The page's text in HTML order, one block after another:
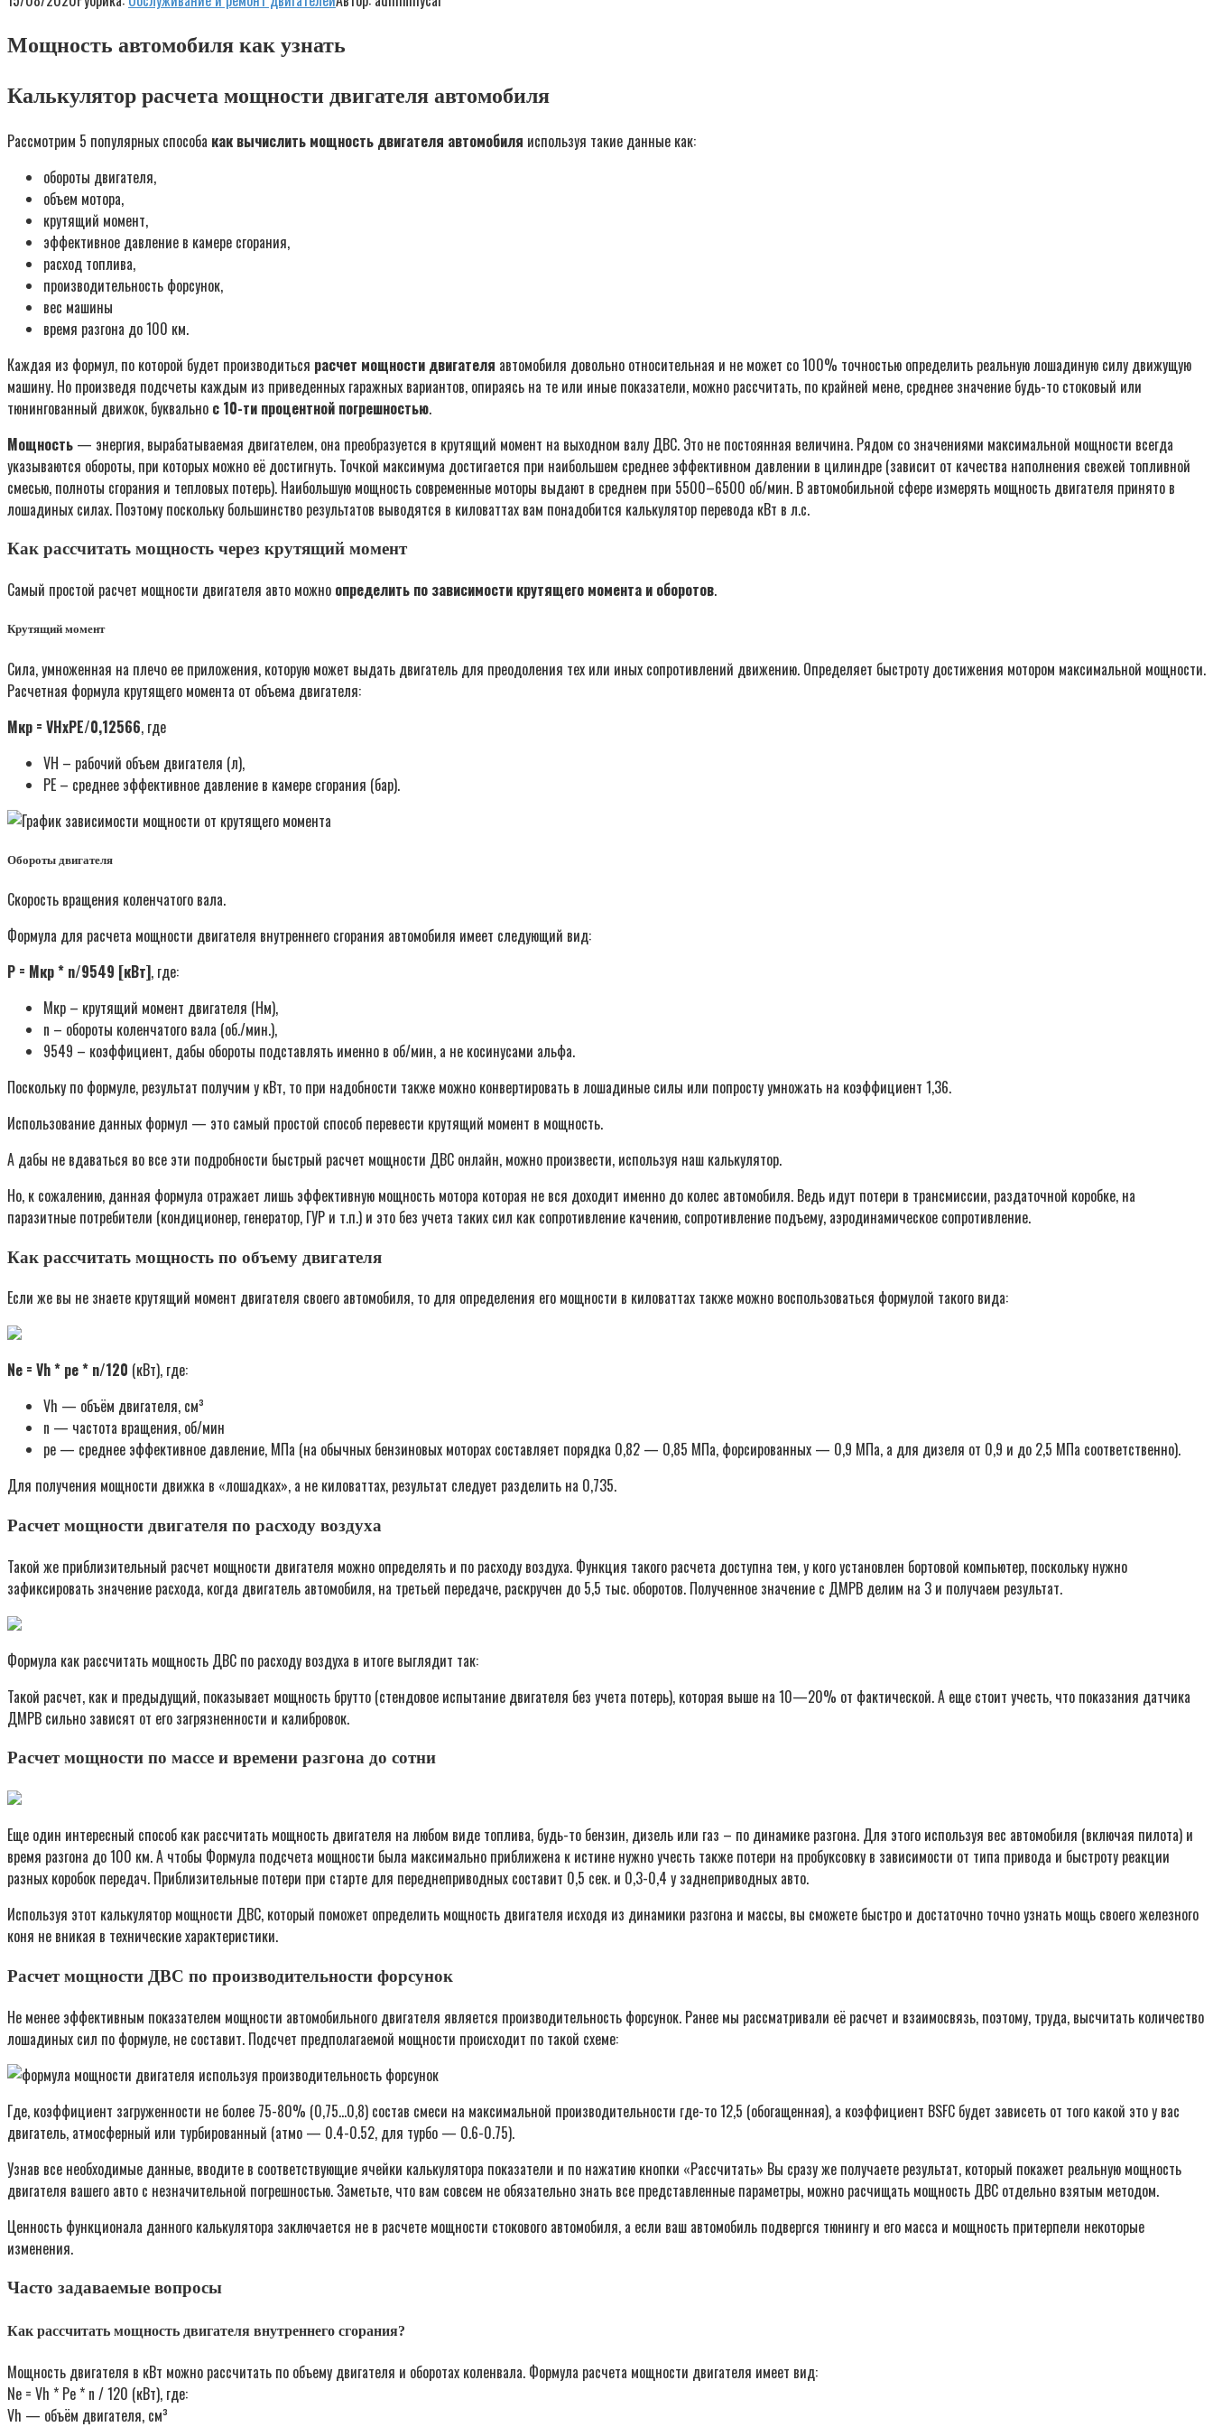
Мощность автомобиля как узнать
Калькулятор расчета мощности двигателя автомобиля
Рассмотрим 5 популярных способа как вычислить мощность двигателя автомобиля используя такие данные как:
обороты двигателя,
объем мотора,
крутящий момент,
эффективное давление в камере сгорания,
расход топлива,
производительность форсунок,
вес машины
время разгона до 100 км.
Каждая из формул, по которой будет производиться расчет мощности двигателя автомобиля довольно относительная и не может со 100% точностью определить реальную лошадиную силу движущую
машину. Но произведя подсчеты каждым из приведенных гаражных вариантов, опираясь на те или иные показатели, можно рассчитать, по крайней мене, среднее значение будь-то стоковый или
тюнингованный движок, буквально с 10-ти процентной погрешностью.
Мощность — энергия, вырабатываемая двигателем, она преобразуется в крутящий момент на выходном валу ДВС. Это не постоянная величина. Рядом со значениями максимальной мощности всегда
указываются обороты, при которых можно её достигнуть. Точкой максимума достигается при наибольшем среднее эффективном давлении в цилиндре (зависит от качества наполнения свежей топливной
смесью, полноты сгорания и тепловых потерь). Наибольшую мощность современные моторы выдают в среднем при 5500–6500 об/мин. В автомобильной сфере измерять мощность двигателя принято в
лошадиных силах. Поэтому поскольку большинство результатов выводятся в киловаттах вам понадобится калькулятор перевода кВт в л.с.
Как рассчитать мощность через крутящий момент
Самый простой расчет мощности двигателя авто можно определить по зависимости крутящего момента и оборотов.
Крутящий момент
Сила, умноженная на плечо ее приложения, которую может выдать двигатель для преодоления тех или иных сопротивлений движению. Определяет быстроту достижения мотором максимальной мощности.
Расчетная формула крутящего момента от объема двигателя:
Мкр = VHхPE/0,12566, где
VH – рабочий объем двигателя (л),
PE – среднее эффективное давление в камере сгорания (бар).
Обороты двигателя
Скорость вращения коленчатого вала.
Формула для расчета мощности двигателя внутреннего сгорания автомобиля имеет следующий вид:
P = Mкр * n/9549 [кВт], где:
Mкр – крутящий момент двигателя (Нм),
n – обороты коленчатого вала (об./мин.),
9549 – коэффициент, дабы обороты подставлять именно в об/мин, а не косинусами альфа.
Поскольку по формуле, результат получим у кВт, то при надобности также можно конвертировать в лошадиные силы или попросту умножать на коэффициент 1,36.
Использование данных формул — это самый простой способ перевести крутящий момент в мощность.
А дабы не вдаваться во все эти подробности быстрый расчет мощности ДВС онлайн, можно произвести, используя наш калькулятор.
Но, к сожалению, данная формула отражает лишь эффективную мощность мотора которая не вся доходит именно до колес автомобиля. Ведь идут потери в трансмиссии, раздаточной коробке, на
паразитные потребители (кондиционер, генератор, ГУР и т.п.) и это без учета таких сил как сопротивление качению, сопротивление подъему, аэродинамическое сопротивление.
Как рассчитать мощность по объему двигателя
Если же вы не знаете крутящий момент двигателя своего автомобиля, то для определения его мощности в киловаттах также можно воспользоваться формулой такого вида:
Ne = Vh * pe * n/120 (кВт), где:
Vh — объём двигателя, см³
n — частота вращения, об/мин
pe — среднее эффективное давление, МПа (на обычных бензиновых моторах составляет порядка 0,82 — 0,85 МПа, форсированных — 0,9 МПа, а для дизеля от 0,9 и до 2,5 МПа соответственно).
Для получения мощности движка в «лошадках», а не киловаттах, результат следует разделить на 0,735.
Расчет мощности двигателя по расходу воздуха
Такой же приблизительный расчет мощности двигателя можно определять и по расходу воздуха. Функция такого расчета доступна тем, у кого установлен бортовой компьютер, поскольку нужно
зафиксировать значение расхода, когда двигатель автомобиля, на третьей передаче, раскручен до 5,5 тыс. оборотов. Полученное значение с ДМРВ делим на 3 и получаем результат.
Формула как рассчитать мощность ДВС по расходу воздуха в итоге выглядит так:
Такой расчет, как и предыдущий, показывает мощность брутто (стендовое испытание двигателя без учета потерь), которая выше на 10—20% от фактической. А еще стоит учесть, что показания датчика
ДМРВ сильно зависят от его загрязненности и калибровок.
Расчет мощности по массе и времени разгона до сотни
Еще один интересный способ как рассчитать мощность двигателя на любом виде топлива, будь-то бензин, дизель или газ – по динамике разгона. Для этого используя вес автомобиля (включая пилота) и
время разгона до 100 км. А чтобы Формула подсчета мощности была максимально приближена к истине нужно учесть также потери на пробуксовку в зависимости от типа привода и быстроту реакции
разных коробок передач. Приблизительные потери при старте для переднеприводных составит 0,5 сек. и 0,3-0,4 у заднеприводных авто.
Используя этот калькулятор мощности ДВС, который поможет определить мощность двигателя исходя из динамики разгона и массы, вы сможете быстро и достаточно точно узнать мощь своего железного
коня не вникая в технические характеристики.
Расчет мощности ДВС по производительности форсунок
Не менее эффективным показателем мощности автомобильного двигателя является производительность форсунок. Ранее мы рассматривали её расчет и взаимосвязь, поэтому, труда, высчитать количество
лошадиных сил по формуле, не составит. Подсчет предполагаемой мощности происходит по такой схеме:
Где, коэффициент загруженности не более 75-80% (0,75…0,8) состав смеси на максимальной производительности где-то 12,5 (обогащенная), а коэффициент BSFC будет зависеть от того какой это у вас
двигатель, атмосферный или турбированный (атмо — 0.4-0.52, для турбо — 0.6-0.75).
Узнав все необходимые данные, вводите в соответствующие ячейки калькулятора показатели и по нажатию кнопки «Рассчитать» Вы сразу же получаете результат, который покажет реальную мощность
двигателя вашего авто с незначительной погрешностью. Заметьте, что вам совсем не обязательно знать все представленные параметры, можно расчищать мощность ДВС отдельно взятым методом.
Ценность функционала данного калькулятора заключается не в расчете мощности стокового автомобиля, а если ваш автомобиль подвергся тюнингу и его масса и мощность притерпели некоторые
изменения.
Часто задаваемые вопросы
Как рассчитать мощность двигателя внутреннего сгорания?
Мощность двигателя в кВт можно рассчитать по объему двигателя и оборотах коленвала. Формула расчета мощности двигателя имеет вид:
Ne = Vh * Pe * n / 120 (кВт), где:
Vh — объём двигателя, см³